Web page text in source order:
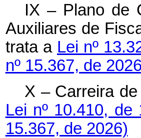
IX – Plano de
Auxiliares de
trata a Lei nº
nº 15.367, de
X – Carreira
Lei nº 10.410,
15.367, de 2026)